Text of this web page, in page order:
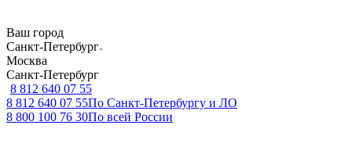
Ваш город
Санкт-Петербург
Москва
Санкт-Петербург
8 812 640 07 55
8 812 640 07 55По Санкт-Петербургу и ЛО
8 800 100 76 30По всей России